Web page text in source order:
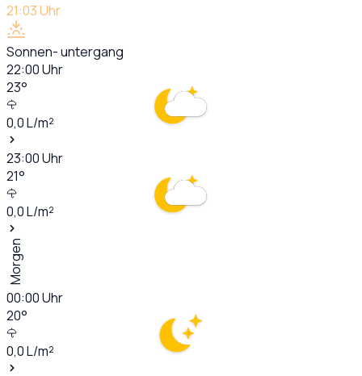
21:03Uhr
Sonnen- untergang
22:00Uhr
23°
0,0L/m²
23:00Uhr
21°
0,0L/m²
Morgen
00:00Uhr
20°
0,0L/m²